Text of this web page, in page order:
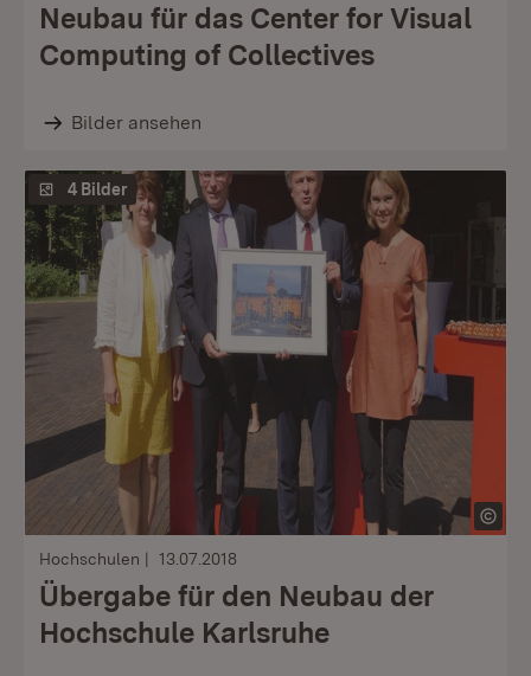
Neubau für das Center for Visual
Computing of Collectives
Bilder ansehen
4 Bilder
Hochschulen 13.07.2018
Übergabe für den Neubau der
Hochschule Karlsruhe